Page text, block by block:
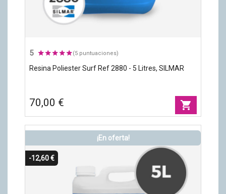
5 (5 puntuaciones)
Resina Poliester Surf Ref 2880 - 5 Litres, SILMAR
70,00 € shopping_cart
¡En oferta!
-12,60 €